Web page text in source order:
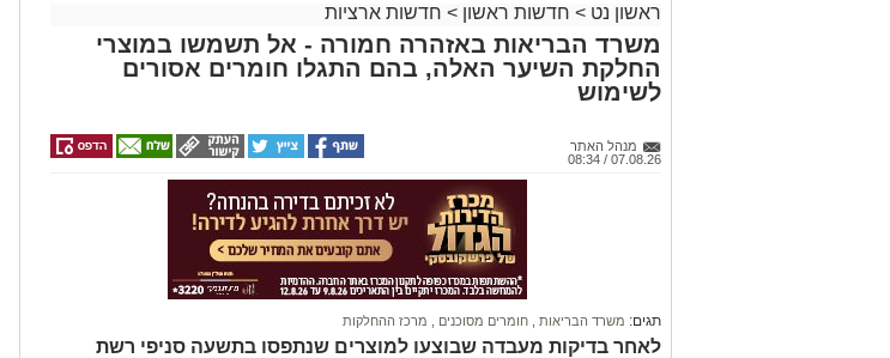
ראשון נט > חדשות ראשון > חדשות ארציות
משרד הבריאות באזהרה חמורה - אל תשמשו במוצרי
החלקת השיער האלה, בהם התגלו חומרים אסורים
לשימוש
מנהל האתר
07.08.26 / 08:34
תגים: משרד הבריאות חומרים מסוכנים מרכז ההחלקות
לאחר בדיקות מעבדה שבוצעו למוצרים שנתפסו בתשעה סניפי רשת